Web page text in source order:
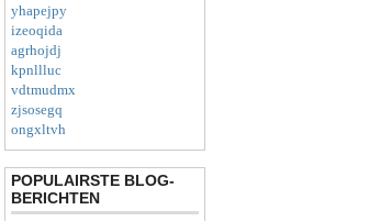
yhapejpy
izeoqida
agrhojdj
kpnllluc
vdtmudmx
zjsosegq
ongxltvh
POPULAIRSTE BLOG-
BERICHTEN